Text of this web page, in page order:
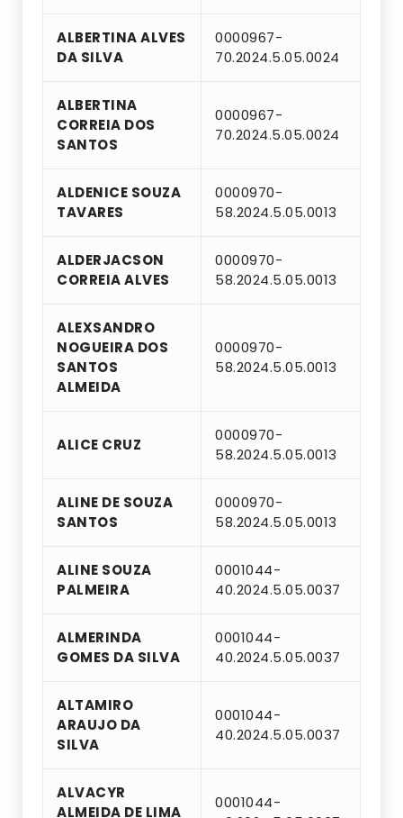
ALBERTINA ALVES
DA SILVA
0000967-
70.2024.5.05.0024
ALBERTINA
CORREIA DOS
SANTOS
0000967-
70.2024.5.05.0024
ALDENICE SOUZA
TAVARES
0000970-
58.2024.5.05.0013
ALDERJACSON
CORREIA ALVES
0000970-
58.2024.5.05.0013
ALEXSANDRO
NOGUEIRA DOS
SANTOS
ALMEIDA
0000970-
58.2024.5.05.0013
ALICE CRUZ
0000970-
58.2024.5.05.0013
ALINE DE SOUZA
SANTOS
0000970-
58.2024.5.05.0013
ALINE SOUZA
PALMEIRA
0001044-
40.2024.5.05.0037
ALMERINDA
GOMES DA SILVA
0001044-
40.2024.5.05.0037
ALTAMIRO
ARAUJO DA
SILVA
0001044-
40.2024.5.05.0037
ALVACYR
ALMEIDA DE LIMA
0001044-